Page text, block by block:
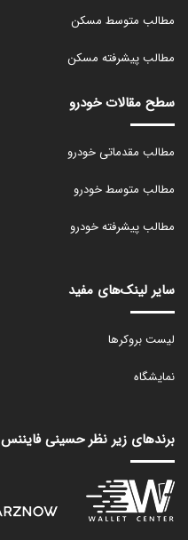
مطالب متوسط مسکن
مطالب پیشرفته مسکن
سطح مقالات خودرو
مطالب مقدماتی خودرو
مطالب متوسط خودرو
مطالب پیشرفته خودرو
سایر لینک‌های مفید
لیست بروکرها
نمایشگاه
برندهای زیر نظر حسینی فایننس